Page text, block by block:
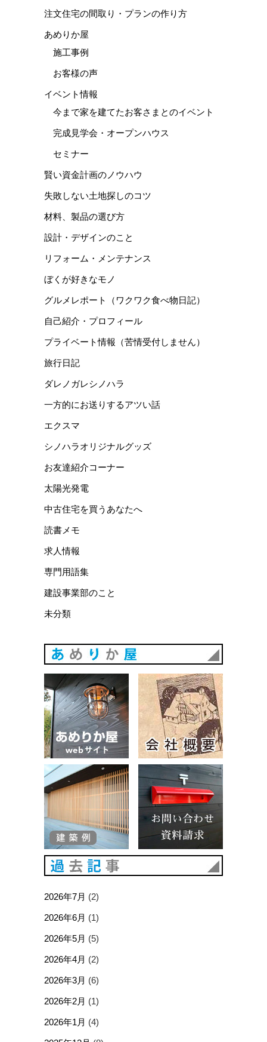
注文住宅の間取り・プランの作り方
あめりか屋
施工事例
お客様の声
イベント情報
今まで家を建てたお客さまとのイベント
完成見学会・オープンハウス
セミナー
賢い資金計画のノウハウ
失敗しない土地探しのコツ
材料、製品の選び方
設計・デザインのこと
リフォーム・メンテナンス
ぼくが好きなモノ
グルメレポート（ワクワク食べ物日記）
自己紹介・プロフィール
プライベート情報（苦情受付しません）
旅行日記
ダレノガレシノハラ
一方的にお送りするアツい話
エクスマ
シノハラオリジナルグッズ
お友達紹介コーナー
太陽光発電
中古住宅を買うあなたへ
読書メモ
求人情報
専門用語集
建設事業部のこと
未分類
あめりか屋WEBサイト
2026年7月 (2)
2026年6月 (1)
2026年5月 (5)
2026年4月 (2)
2026年3月 (6)
2026年2月 (1)
2026年1月 (4)